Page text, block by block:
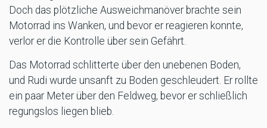
Doch das plötzliche Ausweichmanöver brachte sein
Motorrad ins Wanken, und bevor er reagieren konnte,
verlor er die Kontrolle über sein Gefährt.
Das Motorrad schlitterte über den unebenen Boden,
und Rudi wurde unsanft zu Boden geschleudert. Er rollte
ein paar Meter über den Feldweg, bevor er schließlich
regungslos liegen blieb.